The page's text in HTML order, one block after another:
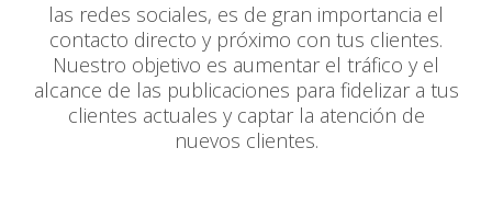
las redes sociales, es de gran importancia el
contacto directo y próximo con tus clientes.
Nuestro objetivo es aumentar el tráfico y el
alcance de las publicaciones para fidelizar a tus
clientes actuales y captar la atención de
nuevos clientes.